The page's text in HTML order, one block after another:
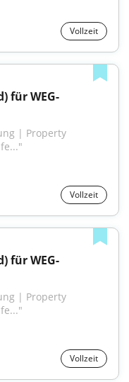
Vollzeit
für WEG-
| Property
Vollzeit
für WEG-
| Property
Vollzeit